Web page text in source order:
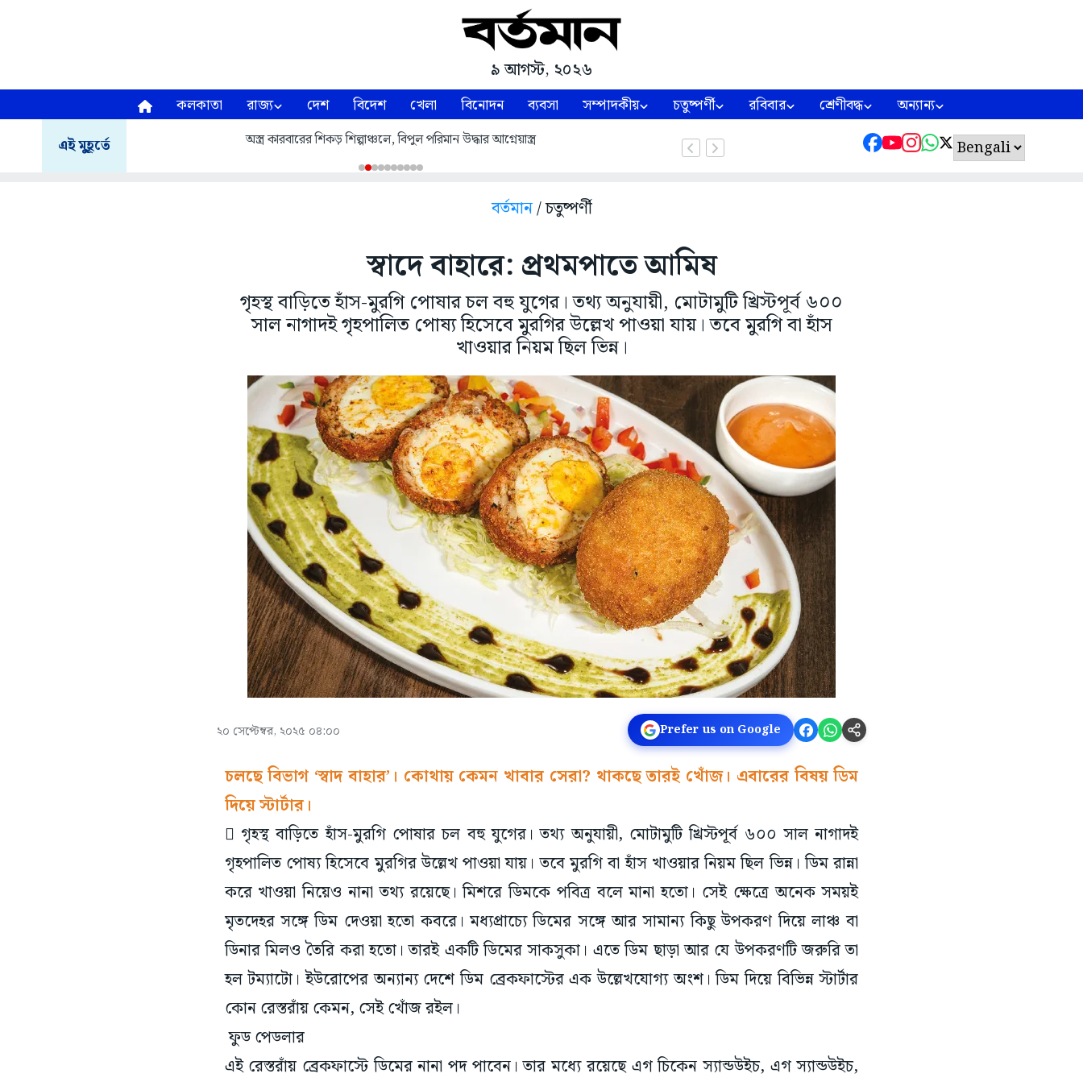
৯ আগস্ট, ২০২৬
কলকাতা রাজ্য দেশ বিদেশ খেলা বিনোদন ব্যবসা সম্পাদকীয় চতুষ্পর্ণী রবিবার শ্রেণীবদ্ধ অন্যান্য
এই মুহূর্তে অস্ত্র কারবারের শিকড় শিল্পাঞ্চলে, বিপুল পরিমান উদ্ধার আগ্নেয়াস্ত্র
বর্তমান/ চতুষ্পর্ণী
স্বাদে বাহারে: প্রথমপাতে আমিষ
গৃহস্থ বাড়িতে হাঁস-মুরগি পোষার চল বহু যুগের। তথ্য অনুযায়ী, মোটামুটি খ্রিস্টপূর্ব ৬০০
সাল নাগাদই গৃহপালিত পোষ্য হিসেবে মুরগির উল্লেখ পাওয়া যায়। তবে মুরগি বা হাঁস
খাওয়ার নিয়ম ছিল ভিন্ন।
২০ সেপ্টেম্বর, ২০২৫ ০৪:০০ Prefer us on Google
চলছে বিভাগ ‘স্বাদ বাহার’। কোথায় কেমন খাবার সেরা? থাকছে তারই খোঁজ। এবারের বিষয় ডিম
দিয়ে স্টার্টার।
 গৃহস্থ বাড়িতে হাঁস-মুরগি পোষার চল বহু যুগের। তথ্য অনুযায়ী, মোটামুটি খ্রিস্টপূর্ব ৬০০ সাল নাগাদই
গৃহপালিত পোষ্য হিসেবে মুরগির উল্লেখ পাওয়া যায়। তবে মুরগি বা হাঁস খাওয়ার নিয়ম ছিল ভিন্ন। ডিম রান্না
করে খাওয়া নিয়েও নানা তথ্য রয়েছে। মিশরে ডিমকে পবিত্র বলে মানা হতো। সেই ক্ষেত্রে অনেক সময়ই
মৃতদেহর সঙ্গে ডিম দেওয়া হতো কবরে। মধ্যপ্রাচ্যে ডিমের সঙ্গে আর সামান্য কিছু উপকরণ দিয়ে লাঞ্চ বা
ডিনার মিলও তৈরি করা হতো। তারই একটি ডিমের সাকসুকা। এতে ডিম ছাড়া আর যে উপকরণটি জরুরি তা
হল টম্যাটো। ইউরোপের অন্যান্য দেশে ডিম ব্রেকফাস্টের এক উল্লেখযোগ্য অংশ। ডিম দিয়ে বিভিন্ন স্টার্টার
কোন রেস্তরাঁয় কেমন, সেই খোঁজ রইল।
ফুড পেডলার
এই রেস্তরাঁয় ব্রেকফাস্টে ডিমের নানা পদ পাবেন। তার মধ্যে রয়েছে এগ চিকেন স্যান্ডউইচ, এগ স্যান্ডউইচ,